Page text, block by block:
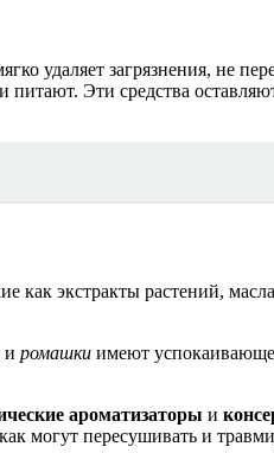
удаляет загрязнения, не
Эти средства
как экстракты растений,
и ромашки имеют
ароматизаторы и
могут пересушивать и